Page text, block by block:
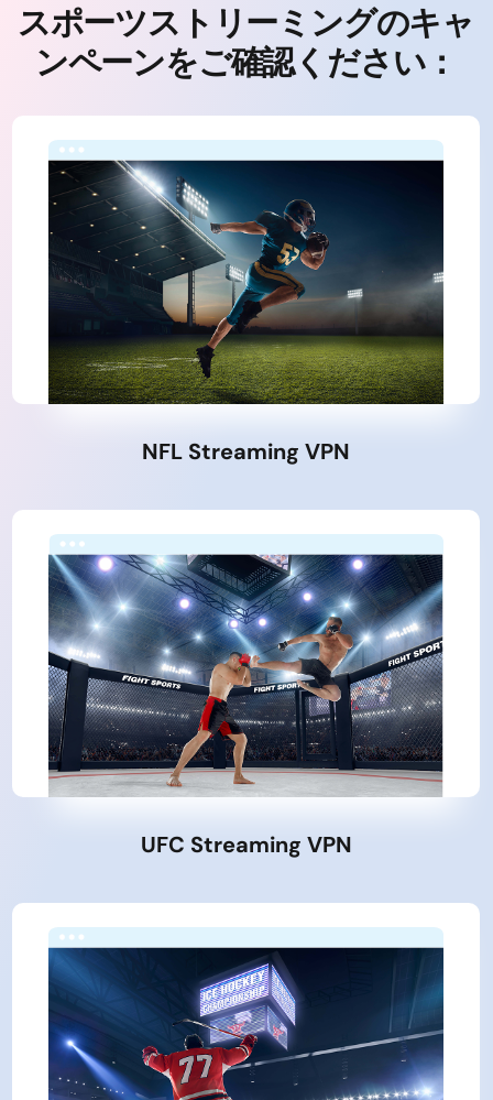
スポーツストリーミングのキャ
ンペーンをご確認ください：
NFL Streaming VPN
UFC Streaming VPN